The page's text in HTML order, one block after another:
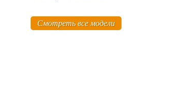
Смотреть все модели